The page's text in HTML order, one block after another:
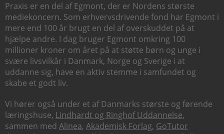
Praxis er en del af Egmont, der er Nordens største
mediekoncern. Som erhvervsdrivende fond har Egmont i
mere end 100 år brugt en del af overskuddet på at
hjælpe andre. I dag bruger Egmont omkring 100
millioner kroner om året på at støtte børn og unge i
svære livsvilkår i Danmark, Norge og Sverige i at
uddanne sig, have en aktiv stemme i samfundet og
skabe et godt liv.
Vi hører også under et af Danmarks største og førende
læringshuse, Lindhardt og Ringhof Uddannelse,
sammen med Alinea, Akademisk Forlag, GoTutor